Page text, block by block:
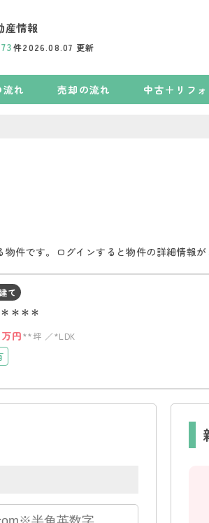
産情報
73件2026.08.07 更新
れ 売却の流れ 中古＋リフ
件です。ログインすると物件の詳細情報が
て
＊＊＊
万円**坪 *LDK